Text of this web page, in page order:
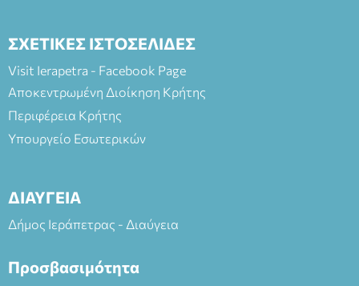
ΣΧΕΤΙΚΕΣ ΙΣΤΟΣΕΛΙΔΕΣ
Visit Ierapetra - Facebook Page
Αποκεντρωμένη Διοίκηση Κρήτης
Περιφέρεια Κρήτης
Υπουργείο Εσωτερικών
ΔΙΑΥΓΕΙΑ
Δήμος Ιεράπετρας - Διαύγεια
Προσβασιμότητα